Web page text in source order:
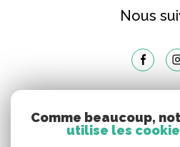
Nous
Comme beaucoup,
utilise les